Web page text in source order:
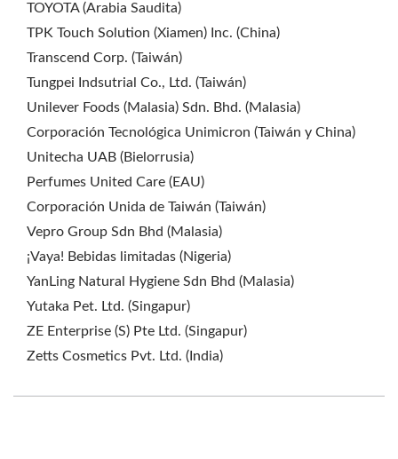
TOYOTA (Arabia Saudita)
TPK Touch Solution (Xiamen) Inc. (China)
Transcend Corp. (Taiwán)
Tungpei Indsutrial Co., Ltd. (Taiwán)
Unilever Foods (Malasia) Sdn. Bhd. (Malasia)
Corporación Tecnológica Unimicron (Taiwán y China)
Unitecha UAB (Bielorrusia)
Perfumes United Care (EAU)
Corporación Unida de Taiwán (Taiwán)
Vepro Group Sdn Bhd (Malasia)
¡Vaya! Bebidas limitadas (Nigeria)
YanLing Natural Hygiene Sdn Bhd (Malasia)
Yutaka Pet. Ltd. (Singapur)
ZE Enterprise (S) Pte Ltd. (Singapur)
Zetts Cosmetics Pvt. Ltd. (India)